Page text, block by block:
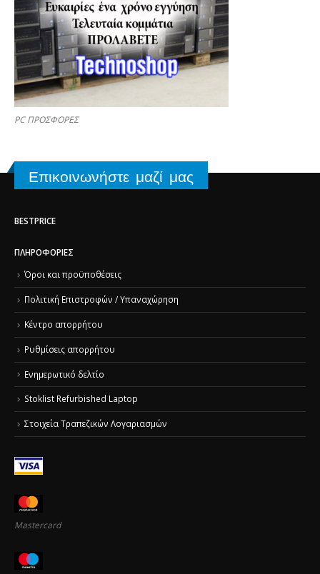
PC ΠΡΟΣΦΟΡΕΣ
Επικοινωνήστε μαζί μας
BESTPRICE
ΠΛΗΡΟΦΟΡΊΕΣ
Όροι και προϋποθέσεις
Πολιτική Επιστροφών / Υπαναχώρηση
Κέντρο απορρήτου
Ρυθμίσεις απορρήτου
Ενημερωτικό δελτίο
Stoklist Refurbished Laptop
Στοιχεία Τραπεζικών Λογαριασμών
Mastercard